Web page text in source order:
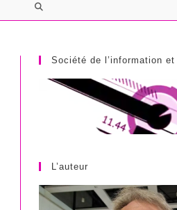
TOGGLE
SEARCH
Société de l’information
L’auteur